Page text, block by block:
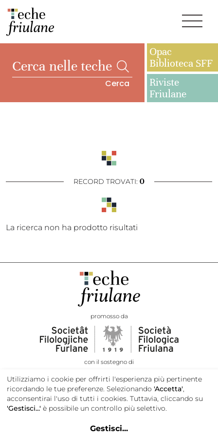
Cerca
Opac
Biblioteca SFF
Riviste
Friulane
RECORD TROVATI: 0
La ricerca non ha prodotto risultati
promosso da
con il sostegno di
Utilizziamo i cookie per offrirti l'esperienza più pertinente
ricordando le tue preferenze. Selezionando 'Accetta',
acconsentirai l'uso di tutti i cookies. Tuttavia, cliccando su
'Gestisci...' è possibile un controllo più selettivo.
Gestisci...